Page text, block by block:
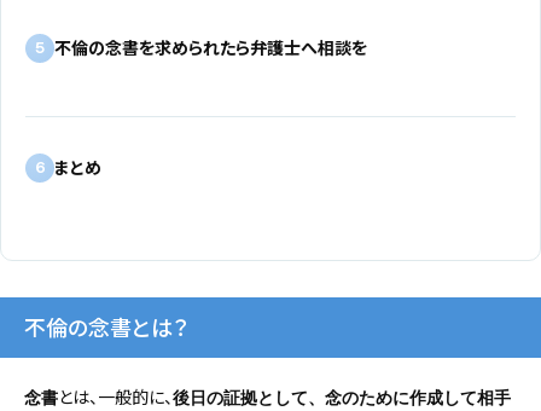
5 不倫の念書を求められたら弁護士へ相談を
6 まとめ
不倫の念書とは？
念書とは、一般的に、後日の証拠として、念のために作成して相手